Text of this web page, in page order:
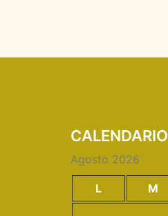
CALENDARIO
Agosto 2026
L M